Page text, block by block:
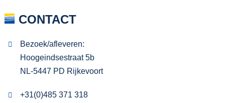
CONTACT
Bezoek/afleveren:
Hoogeindsestraat 5b
NL-5447 PD Rijkevoort
+31(0)485 371 318